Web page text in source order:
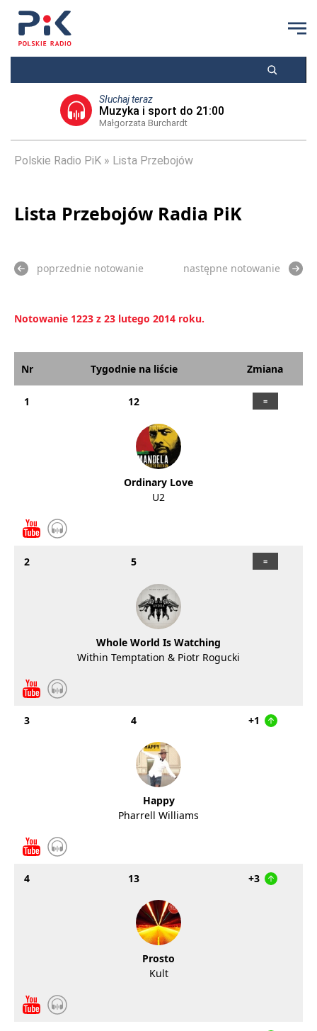
Słuchaj teraz
Muzyka i sport do 21:00
Małgorzata Burchardt
Polskie Radio PiK Lista Przebojów
Lista Przebojów Radia PiK
poprzednie notowanie następne notowanie
Notowanie 1223 z 23 lutego 2014 roku.
Nr Tygodnie na liście Zmiana
1 12
Ordinary Love
U2
2 5
Whole World Is Watching
Within Temptation & Piotr Rogucki
3 4 +1
Happy
Pharrell Williams
4 13 +3
Prosto
Kult